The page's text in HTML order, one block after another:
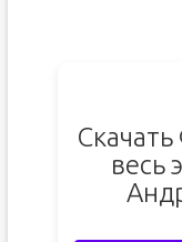
весь